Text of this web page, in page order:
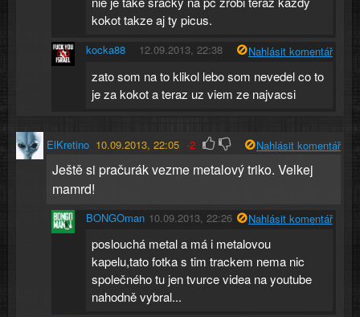
kokot takze aj ty picus.
kocka88 12.09.2013, 22:38 Nahlásit komentář
zato som na to klikol lebo som nevedel co to
je za kokot a teraz uz viem ze najvacsi
ElKretino 10.09.2013, 22:05 -2 Nahlásit komentář
Ještě si pračurák vezme metalový triko. Velkej
mamrd!
BONGOman 10.09.2013, 22:26 Nahlásit komentář
poslouchá metal a má i metalovou
kapelu,tato fotka s tim trackem nema nic
společného tu jen tvurce videa na youtube
nahodně vybral...